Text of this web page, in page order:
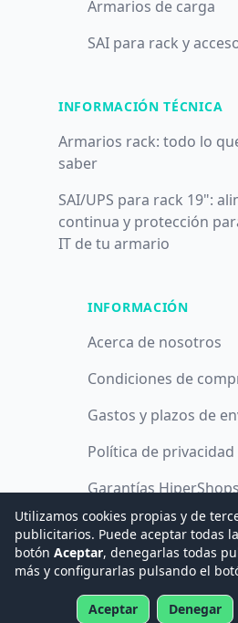
Armarios de carga
SAI para rack y
INFORMACIÓN TÉCNICA
Armarios rack: todo lo
saber
SAI/UPS para rack 19":
continua y protección
IT de tu armario
INFORMACIÓN
Acerca de nosotros
Condiciones de
Gastos y plazos de
Política de privacidad
Garantías
Política de cookies
© 2008 -2026Hogar Digital e
Utilizamos cookies propias y de
publicitarios. Puede aceptar todas
botón Aceptar, denegarlas todas
más y configurarlas pulsando el
Aceptar Denegar